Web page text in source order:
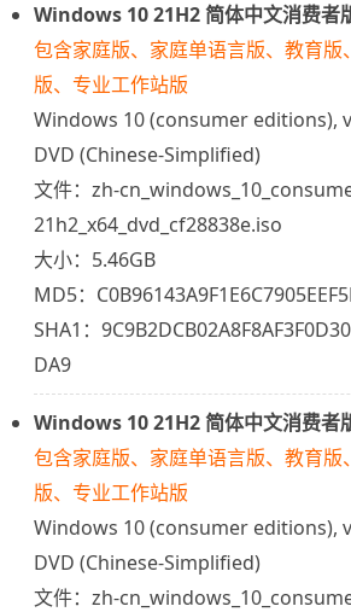
Windows 10 21H2 简体中文消费者
包含家庭版、家庭单语言版、教育版
版、专业工作站版
Windows 10 (consumer editions),
DVD (Chinese-Simplified)
文件：zh-
21h2_x64_dvd_cf28838e.iso
大小：5.46GB
MD5：
SHA1：
DA9
Windows 10 21H2 简体中文消费者
包含家庭版、家庭单语言版、教育版
版、专业工作站版
Windows 10 (consumer editions),
DVD (Chinese-Simplified)
文件：zh-